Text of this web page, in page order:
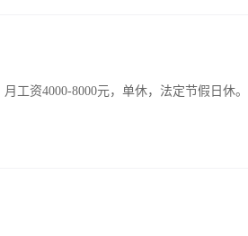
工资4000-8000元，单休，法定节假日休。